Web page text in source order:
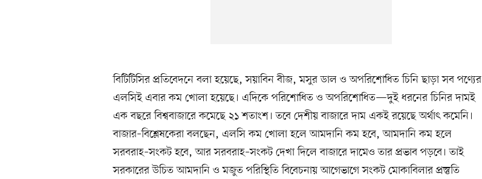
বিটিটিসির প্রতিবেদনে বলা হয়েছে, সয়াবিন বীজ, মসুর ডাল ও অপরিশোধিত চিনি ছাড়া সব পণ্যের
এলসিই এবার কম খোলা হয়েছে। এদিকে পরিশোধিত ও অপরিশোধিত—দুই ধরনের চিনির দামই
এক বছরে বিশ্ববাজারে কমেছে ২১ শতাংশ। তবে দেশীয় বাজারে দাম একই রয়েছে অর্থাৎ কমেনি।
বাজার–বিশ্লেষকেরা বলছেন, এলসি কম খোলা হলে আমদানি কম হবে, আমদানি কম হলে
সরবরাহ–সংকট হবে, আর সরবরাহ–সংকট দেখা দিলে বাজারে দামেও তার প্রভাব পড়বে। তাই
সরকারের উচিত আমদানি ও মজুত পরিস্থিতি বিবেচনায় আগেভাগে সংকট মোকাবিলার প্রস্তুতি